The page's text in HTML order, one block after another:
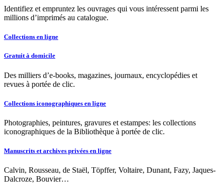
Identifiez et empruntez les ouvrages qui vous intéressent parmi les
millions d’imprimés au catalogue.
Collections en ligne
Gratuit à domicile
Des milliers d’e-books, magazines, journaux, encyclopédies et
revues à portée de clic.
Collections iconographiques en ligne
Photographies, peintures, gravures et estampes: les collections
iconographiques de la Bibliothèque à portée de clic.
Manuscrits et archives privées en ligne
Calvin, Rousseau, de Staël, Töpffer, Voltaire, Dunant, Fazy, Jaques-
Dalcroze, Bouvier…